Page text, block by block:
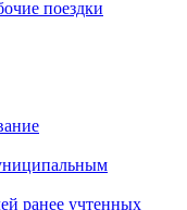
поездки
ранее учтенных